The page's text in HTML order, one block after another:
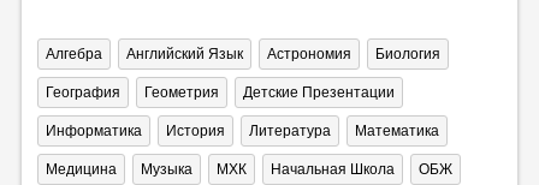
Алгебра Английский Язык Астрономия Биология
География Геометрия Детские Презентации
Информатика История Литература Математика
Медицина Музыка МХК Начальная Школа ОБЖ